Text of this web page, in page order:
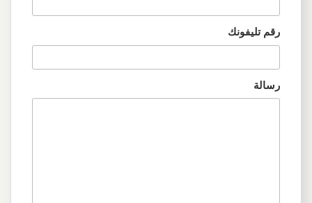
رقم تليفونك
رسالة